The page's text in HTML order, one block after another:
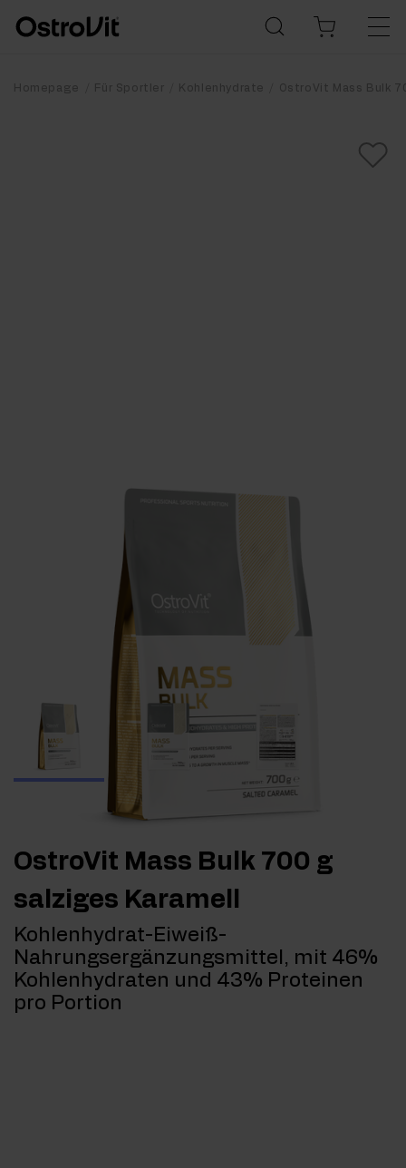
Homepage Für Sportler Kohlenhydrate OstroVit Mass Bulk
OstroVit Mass Bulk 700 g
salziges Karamell
Kohlenhydrat-Eiweiß-
Nahrungsergänzungsmittel, mit 46%
Kohlenhydraten und 43% Proteinen
pro Portion